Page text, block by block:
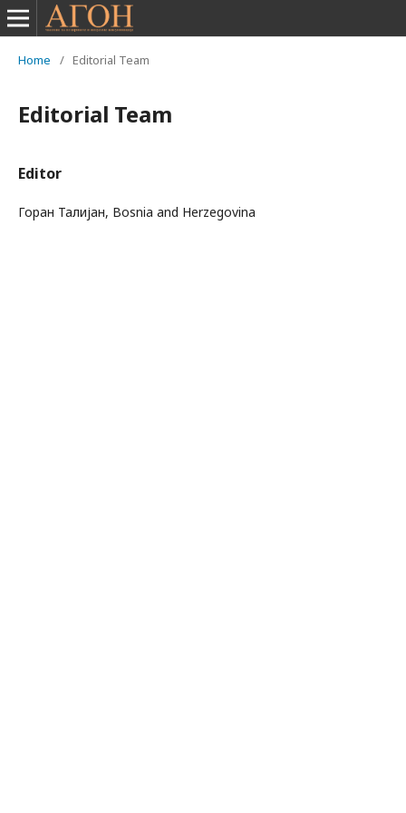
Home / Editorial Team
Editorial Team
Editor
Горан Талијан, Bosnia and Herzegovina